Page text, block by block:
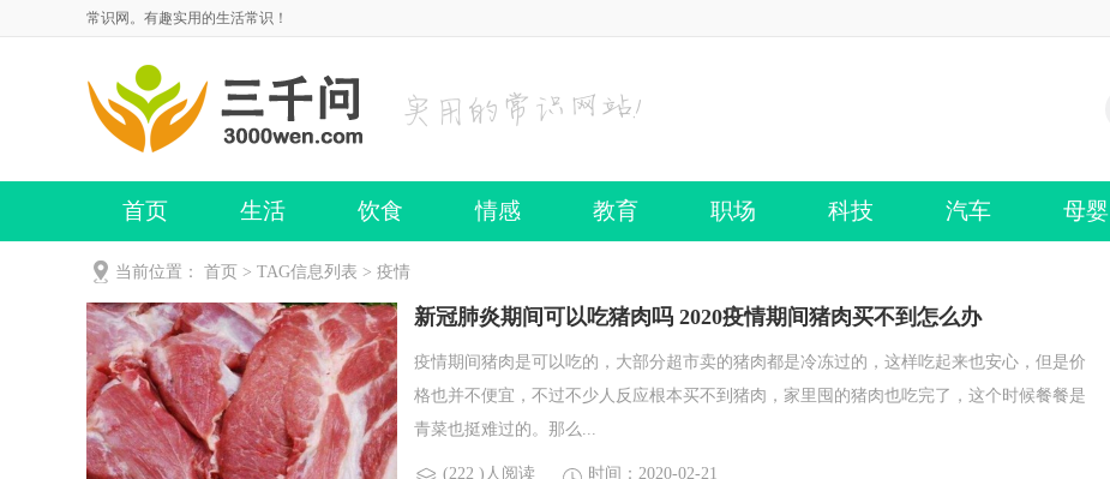
常识网。有趣实用的生活常识！
首页 生活 饮食 情感 教育 职场 科技 汽车 母婴
当前位置： 首页 > TAG信息列表 > 疫情
新冠肺炎期间可以吃猪肉吗 2020疫情期间猪肉买不到怎么办
疫情期间猪肉是可以吃的，大部分超市卖的猪肉都是冷冻过的，这样吃起来也安心，但是价
格也并不便宜，不过不少人反应根本买不到猪肉，家里囤的猪肉也吃完了，这个时候餐餐是
青菜也挺难过的。那么...
(222 )人阅读 时间：2020-02-21